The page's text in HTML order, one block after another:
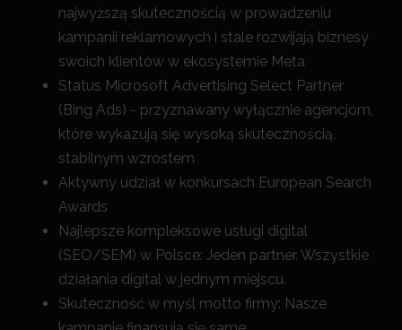
najwyższą skutecznością w prowadzeniu
kampanii reklamowych i stale rozwijają biznesy
swoich klientów w ekosystemie Meta
Status Microsoft Advertising Select Partner
(Bing Ads) - przyznawany wyłącznie agencjom,
które wykazują się wysoką skutecznością,
stabilnym wzrostem
Aktywny udział w konkursach European Search
Awards
Najlepsze kompleksowe usługi digital
(SEO/SEM) w Polsce: Jeden partner. Wszystkie
działania digital w jednym miejscu.
Skuteczność w myśl motto firmy: Nasze